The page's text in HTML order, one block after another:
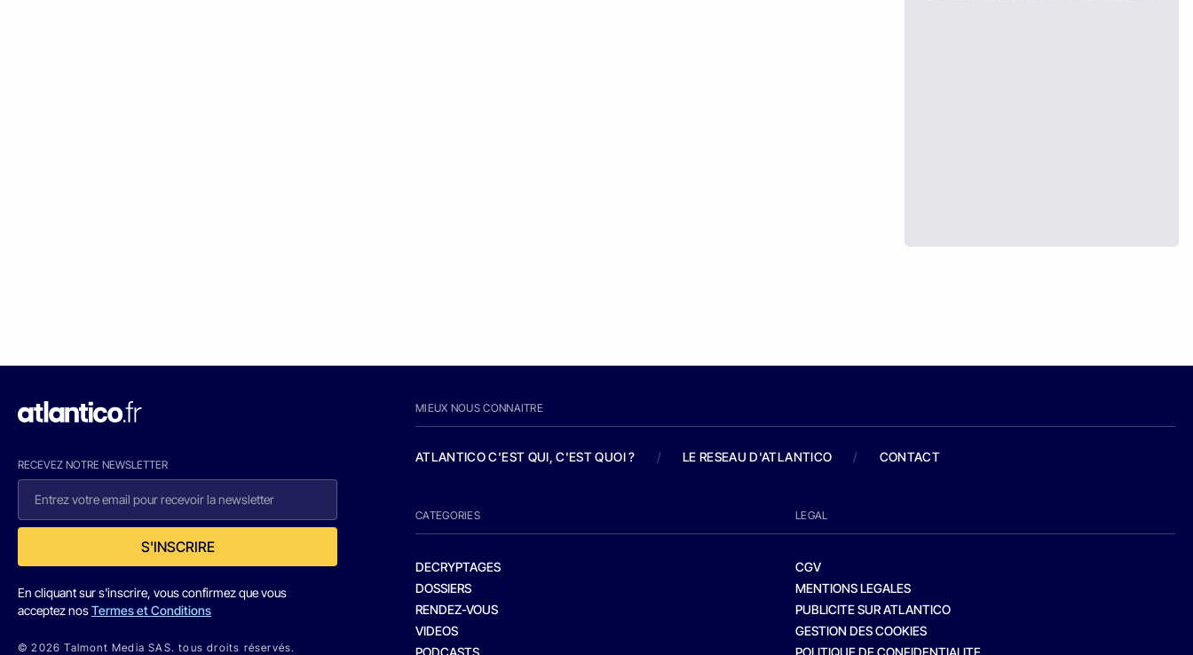
RECEVEZ NOTRE NEWSLETTER
S'INSCRIRE
En cliquant sur s'inscrire, vous confirmez que vous
acceptez nosTermes et Conditions
© 2026 Talmont Media SAS. tous droits réservés.
MIEUX NOUS CONNAITRE
ATLANTICO C'EST QUI, C'EST QUOI ? / LE RESEAU D'ATLANTICO / CONTACT
CATEGORIES
DECRYPTAGES
DOSSIERS
RENDEZ-VOUS
VIDEOS
PODCASTS
LEGAL
CGV
MENTIONS LEGALES
PUBLICITE SUR ATLANTICO
GESTION DES COOKIES
POLITIQUE DE CONFIDENTIALITE